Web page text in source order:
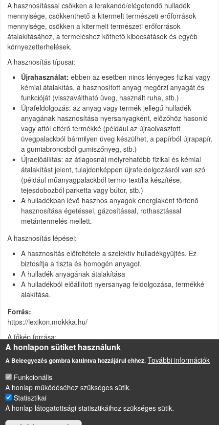
A hasznosítással csökken a lerakandó/elégetendő hulladék
mennyisége, csökkenthető a kitermelt természeti erőforrások
mennyisége, csökken a kitermelt természeti erőforrások
átalakításához, a termeléshez köthető kibocsátások és egyéb
környezetterhelések.
A hasznosítás típusai:
Újrahasználat: ebben az esetben nincs lényeges fizikai vagy
kémiai átalakítás, a hasznosított anyag megőrzi anyagát és
funkcióját (visszaváltható üveg, használt ruha, stb.)
Újrafeldolgozás: az anyag vagy termék jellegű hulladék
anyagának hasznosítása nyersanyagként, előzőhöz hasonló
vagy attól eltérő termékké (például az újraolvasztott
üvegpalackból bármilyen üveg készülhet, a papírból újrapapír,
a gumiabroncsból gumiszőnyeg, stb.)
Újraelőállítás: az átlagosnál mélyrehatóbb fizikai és kémiai
átalakítást jelent, tulajdonképpen újrafeldolgozásról van szó
(például műanyagpalackból termo-textília készítése,
tejesdobozból parketta vagy bútor, stb.)
A hulladékban lévő hasznos anyagok energiaként történő
hasznosítása égetéssel, gázosítással, rothasztással
metántermelés mellett.
A hasznosítás lépései:
A hasznosítás előfeltétele a szelektív hulladékgyűjtés. Ez
biztosítja a tiszta és homogén anyagot.
A hulladék anyagának átalakítása
A hulladékból előállított nyersanyag feldolgozása, termékké
alakítása.
Forrás
https://lexikon.mokkka.hu/
A főkép forrása:
http://thedisplayname.blogspot.com/2008/09/threeve-to-eleventy-
lets-get-smarter.html
LÁBLÉC
Impresszum
Sütikezelési szabályzat
A honlapon sütiket használunk
A Beleegyezés gombra kattintva hozzájárul ehhez. További információk
Funkcionális
A honlap működéséhez szükséges sütik.
Statisztikai
A honlap látogatottsági statisztikáihoz szükséges sütik.